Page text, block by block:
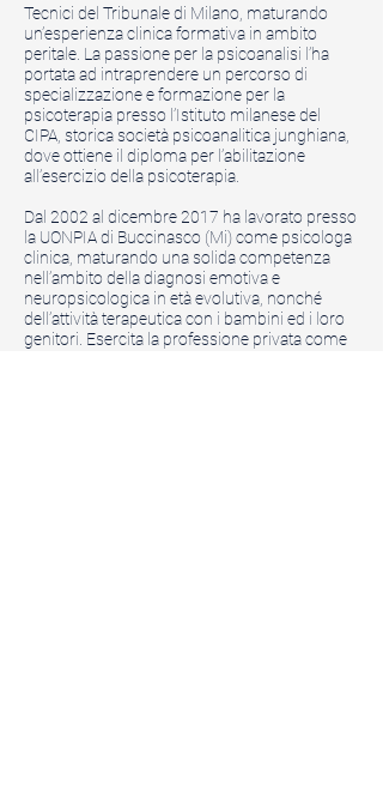
Tecnici del Tribunale di Milano, maturando
un’esperienza clinica formativa in ambito
peritale. La passione per la psicoanalisi l’ha
portata ad intraprendere un percorso di
specializzazione e formazione per la
psicoterapia presso l’Istituto milanese del
CIPA, storica società psicoanalitica junghiana,
dove ottiene il diploma per l’abilitazione
all’esercizio della psicoterapia.
Dal 2002 al dicembre 2017 ha lavorato presso
la UONPIA di Buccinasco (Mi) come psicologa
clinica, maturando una solida competenza
nell’ambito della diagnosi emotiva e
neuropsicologica in età evolutiva, nonché
dell’attività terapeutica con i bambini ed i loro
genitori. Esercita la professione privata come